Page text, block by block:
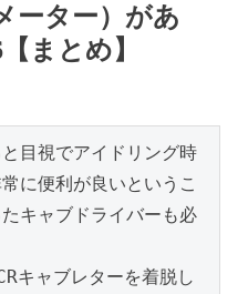
ーター）があ
まとめ】
目視でアイドリング時
に便利が良いというこ
キャブドライバーも必
キャブレターを着脱し